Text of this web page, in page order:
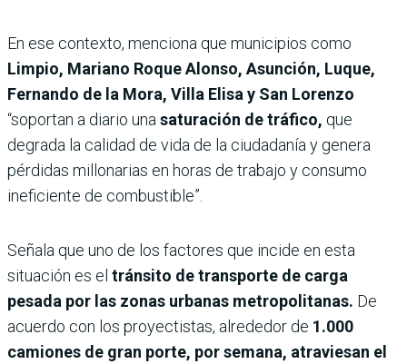
En ese contexto, menciona que municipios como
Limpio, Mariano Roque Alonso, Asunción, Luque,
Fernando de la Mora, Villa Elisa y San Lorenzo
“soportan a diario unasaturación de tráfico, que
degrada la calidad de vida de la ciudadanía y genera
pérdidas millonarias en horas de trabajo y consumo
ineficiente de combustible”.
Señala que uno de los factores que incide en esta
situación es el tránsito de transporte de carga
pesada por las zonas urbanas metropolitanas. De
acuerdo con los proyectistas, alrededor de 1.000
camiones de gran porte, por semana, atraviesan el